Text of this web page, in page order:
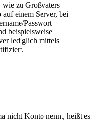
zu Großvaters
einem Server, bei
Passwort
beispielsweise
lediglich mittels
nicht Konto nennt, heißt es